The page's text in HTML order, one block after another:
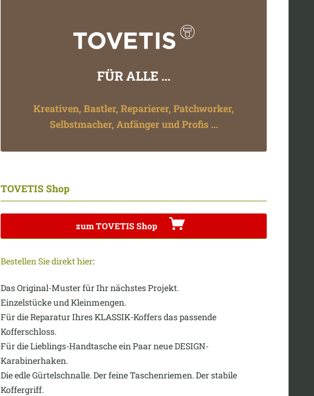
FÜR ALLE ...
Kreativen, Bastler, Reparierer, Patchworker,
Selbstmacher, Anfänger und Profis ...
TOVETIS Shop
zum TOVETIS Shop
Bestellen Sie direkt hier:
Das Original-Muster für Ihr nächstes Projekt.
Einzelstücke und Kleinmengen.
Für die Reparatur Ihres KLASSIK-Koffers das passende
Kofferschloss.
Für die Lieblings-Handtasche ein Paar neue DESIGN-
Karabinerhaken.
Die edle Gürtelschnalle. Der feine Taschenriemen. Der stabile
Koffergriff.